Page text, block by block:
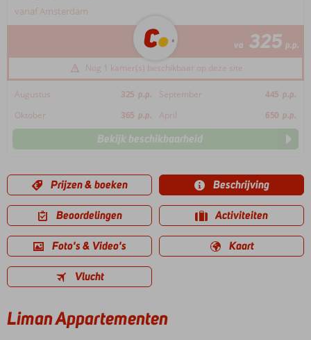
vanaf Amsterdam
va 325 p.p.
Nog 1 kamer(s) beschikbaar op deze site
Augustus 325 p.p. September 445 p.p.
Oktober
365 p.p. April 650 p.p.
Bekijk beschikbaarheid
Prijzen & boeken Beschrijving
Beoordelingen Activiteiten
Foto's & Video's Kaart
Vlucht
Liman Appartementen